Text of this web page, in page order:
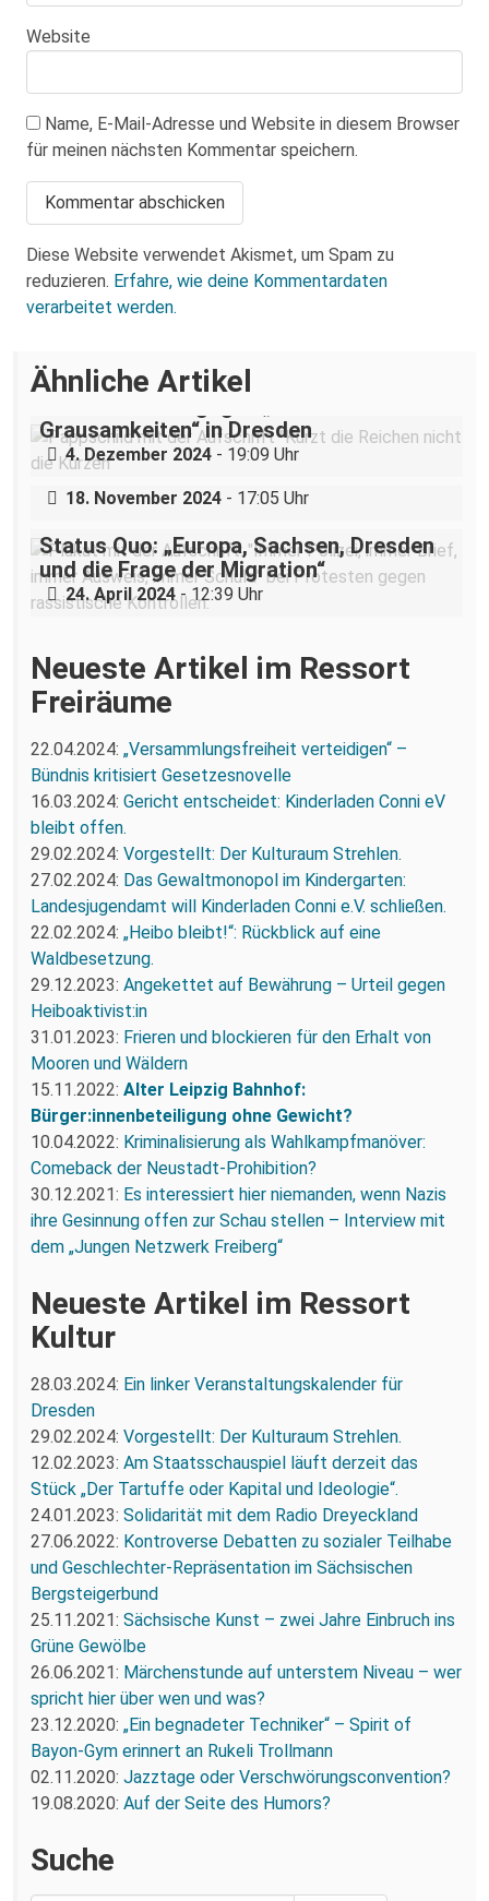
Website
Name, E-Mail-Adresse und Website in diesem Browser
für meinen nächsten Kommentar speichern.
Diese Website verwendet Akismet, um Spam zu
reduzieren. Erfahre, wie deine Kommentardaten
verarbeitet werden.
Ähnliche Artikel
„Teilhabe ist nicht verhandelbar“–
Grausamkeiten“ in Dresden
4. Dezember 2024 - 19:09 Uhr
Nazigruppe sucht (und bekommt) Stress
in der Dresdner Neustadt
18. November 2024 - 17:05 Uhr
Status Quo: „Europa, Sachsen, Dresden
und die Frage der Migration“
24. April 2024 - 12:39 Uhr
Neueste Artikel im Ressort
Freiräume
22.04.2024: „Versammlungsfreiheit verteidigen“ –
Bündnis kritisiert Gesetzesnovelle
16.03.2024: Gericht entscheidet: Kinderladen Conni eV
bleibt offen.
29.02.2024: Vorgestellt: Der Kulturaum Strehlen.
27.02.2024: Das Gewaltmonopol im Kindergarten:
Landesjugendamt will Kinderladen Conni e.V. schließen.
22.02.2024: „Heibo bleibt!“: Rückblick auf eine
Waldbesetzung.
29.12.2023: Angekettet auf Bewährung – Urteil gegen
Heiboaktivist:in
31.01.2023: Frieren und blockieren für den Erhalt von
Mooren und Wäldern
15.11.2022: Alter Leipzig Bahnhof:
Bürger:innenbeteiligung ohne Gewicht?
10.04.2022: Kriminalisierung als Wahlkampfmanöver:
Comeback der Neustadt-Prohibition?
30.12.2021: Es interessiert hier niemanden, wenn Nazis
ihre Gesinnung offen zur Schau stellen – Interview mit
dem „Jungen Netzwerk Freiberg“
Neueste Artikel im Ressort
Kultur
28.03.2024: Ein linker Veranstaltungskalender für
Dresden
29.02.2024: Vorgestellt: Der Kulturaum Strehlen.
12.02.2023: Am Staatsschauspiel läuft derzeit das
Stück „Der Tartuffe oder Kapital und Ideologie“.
24.01.2023: Solidarität mit dem Radio Dreyeckland
27.06.2022: Kontroverse Debatten zu sozialer Teilhabe
und Geschlechter-Repräsentation im Sächsischen
Bergsteigerbund
25.11.2021: Sächsische Kunst – zwei Jahre Einbruch ins
Grüne Gewölbe
26.06.2021: Märchenstunde auf unterstem Niveau – wer
spricht hier über wen und was?
23.12.2020: „Ein begnadeter Techniker“ – Spirit of
Bayon-Gym erinnert an Rukeli Trollmann
02.11.2020: Jazztage oder Verschwörungsconvention?
19.08.2020: Auf der Seite des Humors?
Suche